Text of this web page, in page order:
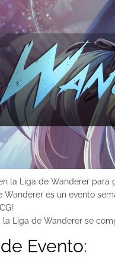
la Liga de Wanderer
Wanderer es un evento
la Liga de Wanderer se
Evento: